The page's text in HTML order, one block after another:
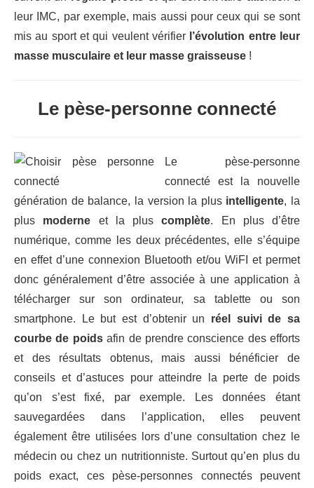
leur IMC, par exemple, mais aussi pour ceux qui se sont
mis au sport et qui veulent vérifier l’évolution entre leur
masse musculaire et leur masse graisseuse !
Le pèse-personne connecté
Le pèse-personne
connecté est la nouvelle
génération de balance, la version la plus intelligente, la
plus moderne et la pluscomplète. En plus d’être
numérique, comme les deux précédentes, elle s’équipe
en effet d’une connexion Bluetooth et/ou WiFI et permet
donc généralement d’être associée à une application à
télécharger sur son ordinateur, sa tablette ou son
smartphone. Le but est d’obtenir un réel suivi de sa
courbe de poidsafin de prendre conscience des efforts
et des résultats obtenus, mais aussi bénéficier de
conseils et d’astuces pour atteindre la perte de poids
qu’on s’est fixé, par exemple. Les données étant
sauvegardées dans l’application, elles peuvent
également être utilisées lors d’une consultation chez le
médecin ou chez un nutritionniste. Surtout qu’en plus du
poids exact, ces pèse-personnes connectés peuvent